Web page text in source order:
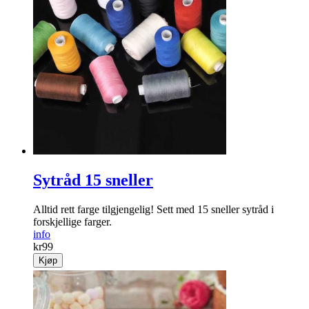
Sytråd 15 sneller
Alltid rett farge tilgjengelig! Sett med 15 sneller sytråd i
forskjellige farger.
info
kr99
Kjøp